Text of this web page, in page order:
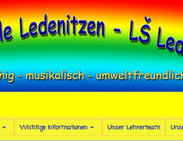
Wichtige Informationen Unser Lehrerteam